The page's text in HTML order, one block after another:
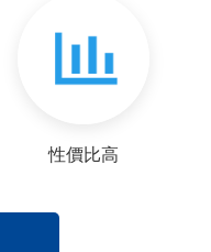
性價比高